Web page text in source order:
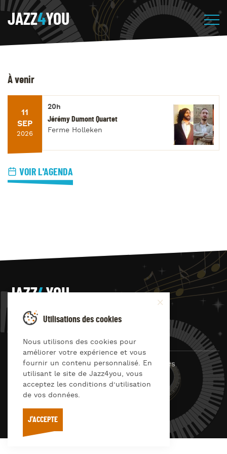
JAZZ4YOU
À venir
11
SEP
2026
20h
Jérémy Dumont Quartet
Ferme Holleken
VOIR L'AGENDA
JAZZ4YOU
Suivez-nous sur
© Jazz4you 2019 – 2026 Tous droits réservés
Déclaration de confidentialité
Cookies
RGPD & consentement
Utilisations des cookies
Nous utilisons des cookies pour
améliorer votre expérience et vous
fournir un contenu personnalisé. En
utilisant le site de Jazz4you, vous
acceptez les conditions d’utilisation
de vos données.
J'ACCEPTE